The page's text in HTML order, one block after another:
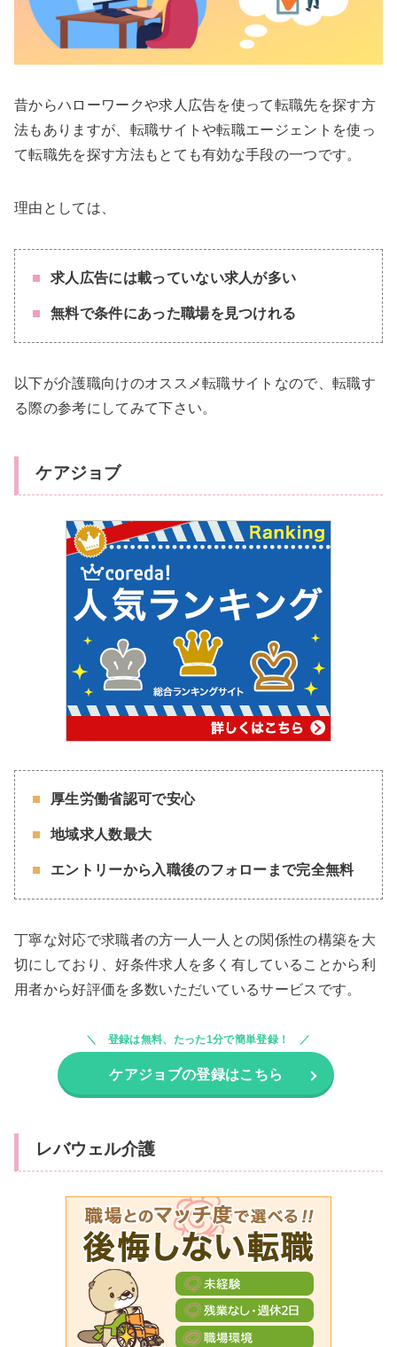
昔からハローワークや求人広告を使って転職先を探す方
法もありますが、転職サイトや転職エージェントを使っ
て転職先を探す方法もとても有効な手段の一つです。
理由としては、
求人広告には載っていない求人が多い
無料で条件にあった職場を見つけれる
以下が介護職向けのオススメ転職サイトなので、転職す
る際の参考にしてみて下さい。
ケアジョブ
厚生労働省認可で安心
地域求人数最大
エントリーから入職後のフォローまで完全無料
丁寧な対応で求職者の方一人一人との関係性の構築を大
切にしており、好条件求人を多く有していることから利
用者から好評価を多数いただいているサービスです。
登録は無料、たった1分で簡単登録！
ケアジョブの登録はこちら
レバウェル介護